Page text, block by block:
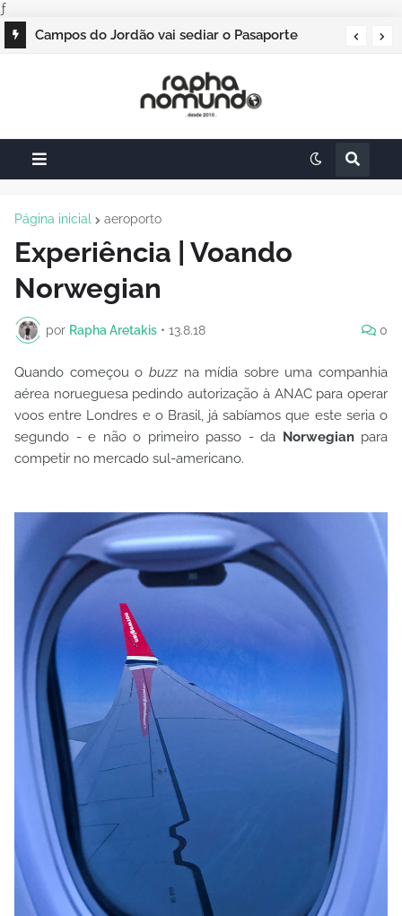
ƒ
Campos do Jordão vai sediar o Pasaporte
Página inicial aeroporto
Experiência | Voando
Norwegian
por Rapha Aretakis • 13.8.18 0
Quando começou o buzzna mídia sobre uma companhia
aérea norueguesa pedindo autorização à ANAC para operar
voos entre Londres e o Brasil, já sabíamos que este seria o
segundo - e não o primeiro passo - da Norwegian para
competir no mercado sul-americano.